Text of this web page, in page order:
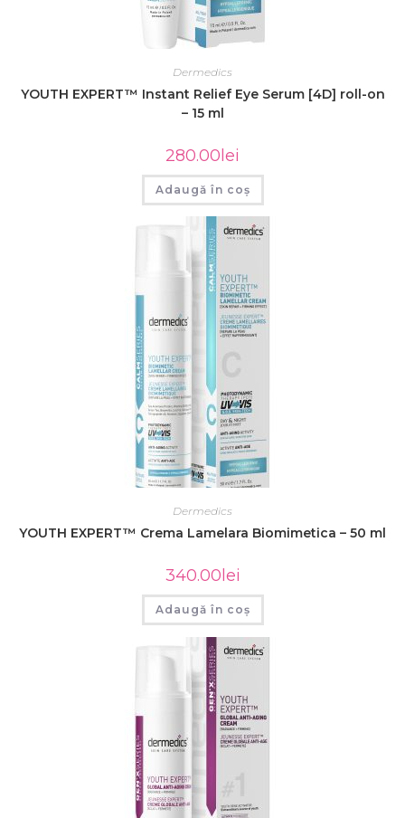
Dermedics
YOUTH EXPERT™ Instant Relief Eye Serum [4D] roll-on
– 15 ml
280.00 lei
Adaugă în coș
Dermedics
YOUTH EXPERT™ Crema Lamelara Biomimetica – 50 ml
340.00 lei
Adaugă în coș